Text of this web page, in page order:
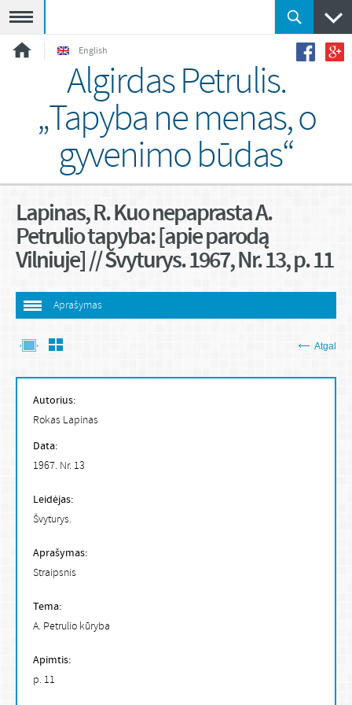
English
Algirdas Petrulis.
„Tapyba ne menas, o
gyvenimo būdas“
Lapinas, R. Kuo nepaprasta A.
Petrulio tapyba: [apie parodą
Vilniuje] // Švyturys. 1967, Nr. 13, p. 11
Aprašymas
Atgal
Autorius:
Rokas Lapinas
Data:
1967. Nr. 13
Leidėjas:
Švyturys.
Aprašymas:
Straipsnis
Tema:
A. Petrulio kūryba
Apimtis:
p. 11